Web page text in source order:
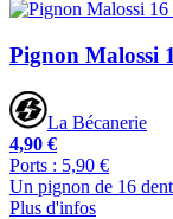
Pignon Malossi
La Bécanerie
4,90 €
Ports : 5,90 €
Un pignon de 16
Plus d'infos